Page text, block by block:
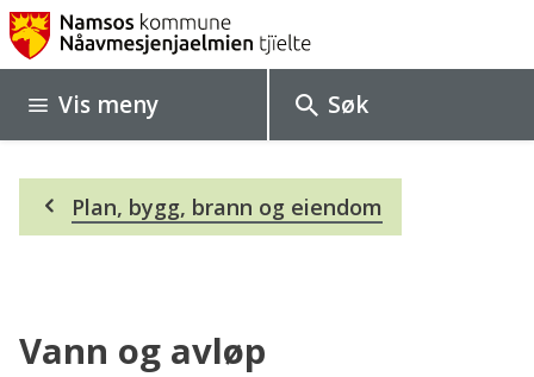
N
a
m
s
o
Søk
Vis meny
her:
Plan, bygg, brann og eiendom
Vann og avløp